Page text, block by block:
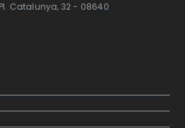
Pl. Catalunya, 32 - 08640